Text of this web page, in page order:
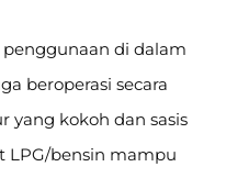
di dalam
beroperasi secara
yang kokoh dan sasis
LPG/bensin mampu